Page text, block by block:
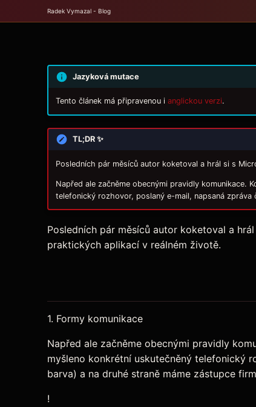
Radek Vymazal - Blog
Jazyková mutace
Tento článek má připravenou i anglickou verzi.
TL;DR ✨
Posledních pár měsíců autor koketoval a hrál si s
Napřed ale začněme obecnými pravidly komunikace.
telefonický rozhovor, poslaný e-mail, napsaná
Posledních pár měsíců autor koketoval a
praktických aplikací v reálném životě.
1. Formy komunikace
Napřed ale začněme obecnými pravidly
myšleno konkrétní uskutečněný telefonický
barva) a na druhé straně máme zástupce
!